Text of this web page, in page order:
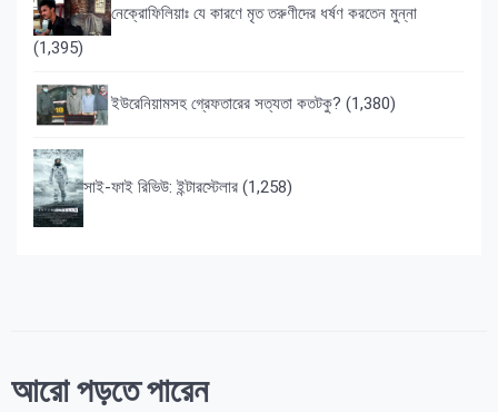
নেক্রোফিলিয়াঃ যে কারণে মৃত তরুণীদের ধর্ষণ করতেন মুন্না
(1,395)
ইউরেনিয়ামসহ গ্রেফতারের সত্যতা কতটকু? (1,380)
সাই-ফাই রিভিউ: ইন্টারস্টেলার (1,258)
আরো পড়তে পারেন